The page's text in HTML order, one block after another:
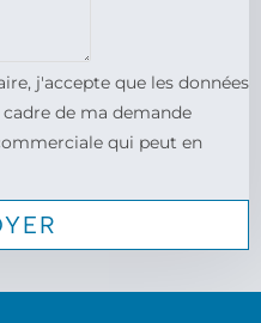
j'accepte que les données
de ma demande
qui peut en